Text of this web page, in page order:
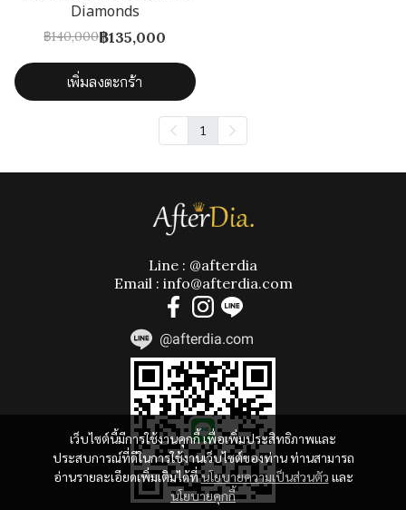
Diamonds
฿140,000฿135,000
เพิ่มลงตะกร้า
1
เว็บไซต์นี้มีการใช้งานคุกกี้ เพื่อเพิ่มประสิทธิภาพและ
ประสบการณ์ที่ดีในการใช้งานเว็บไซต์ของท่าน ท่านสามารถ
อ่านรายละเอียดเพิ่มเติมได้ที่นโยบายความเป็นส่วนตัว และ
นโยบายคุกกี้
Line : @afterdia
Email : info@afterdia.com
@afterdia.com